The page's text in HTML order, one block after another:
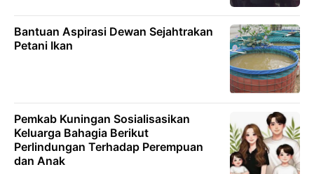
Bantuan Aspirasi Dewan Sejahtrakan
Petani Ikan
Pemkab Kuningan Sosialisasikan
Keluarga Bahagia Berikut
Perlindungan Terhadap Perempuan
dan Anak